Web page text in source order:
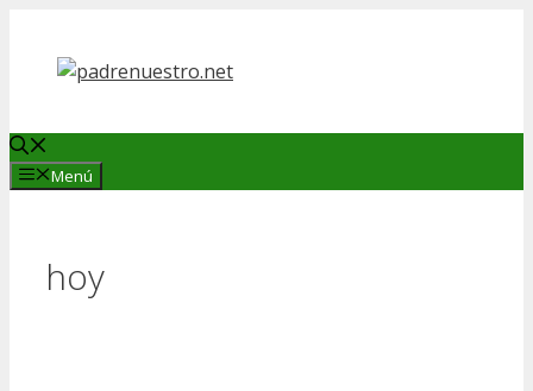
contenido
Menú
hoy